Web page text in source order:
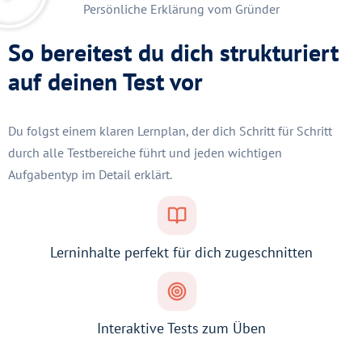
Persönliche Erklärung vom Gründer
So bereitest du dich strukturiert
auf deinen Test vor
Du folgst einem klaren Lernplan, der dich Schritt für Schritt
durch alle Testbereiche führt und jeden wichtigen
Aufgabentyp im Detail erklärt.
Lerninhalte perfekt für dich zugeschnitten
Interaktive Tests zum Üben